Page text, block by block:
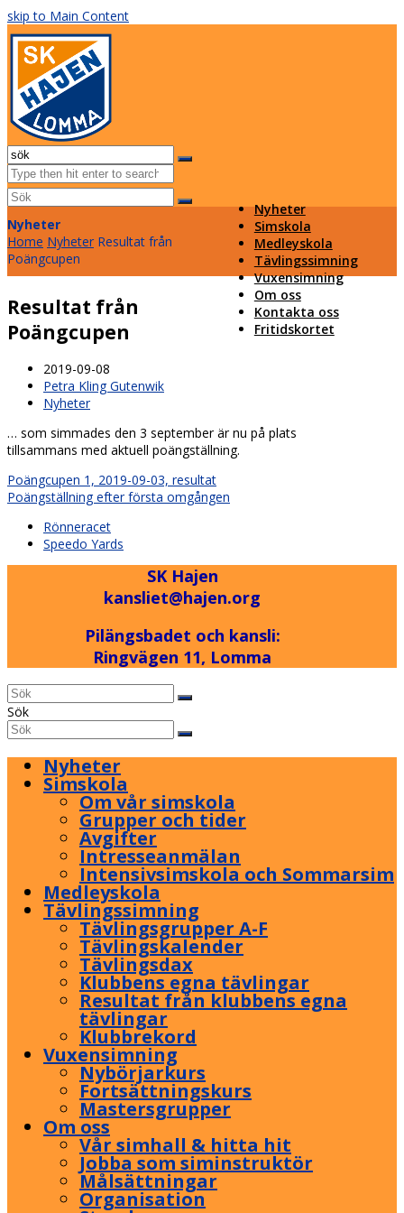
skip to Main Content
Facebook
Instagram
Email
Open
Mobile
Menu
Nyheter
Simskola
Medleyskola
Tävlingssimning
Vuxensimning
Om oss
Kontakta oss
Fritidskortet
Sök
Submit
Nyheter
Home Nyheter Resultat från
Poängcupen
Resultat från
Poängcupen
2019-09-08
Petra Kling Gutenwik
Nyheter
… som simmades den 3 september är nu på plats
tillsammans med aktuell poängställning.
Poängcupen 1, 2019-09-03, resultat
Poängställning efter första omgången
previous
post:
Rönneracet
next
Speedo Yards
SK Hajen
kansliet@hajen.org
Pilängsbadet och kansli:
Ringvägen 11, Lomma
Back
To
Sök
Sök
Submit
Nyheter
Simskola
Om vår simskola
Grupper och tider
Avgifter
Intresseanmälan
Intensivsimskola och Sommarsim
Medleyskola
Tävlingssimning
Tävlingsgrupper A-F
Tävlingskalender
Tävlingsdax
Klubbens egna tävlingar
Resultat från klubbens egna
tävlingar
Klubbrekord
Vuxensimning
Nybörjarkurs
Fortsättningskurs
Mastersgrupper
Om oss
Vår simhall & hitta hit
Jobba som siminstruktör
Målsättningar
Organisation